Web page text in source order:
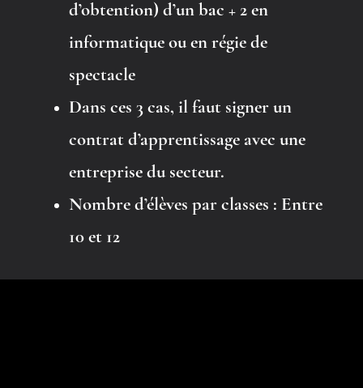
d’obtention) d’un bac + 2 en
informatique ou en régie de
spectacle
Dans ces 3 cas, il faut signer un
contrat d’apprentissage avec une
entreprise du secteur.
Nombre d’élèves par classes : Entre
10 et 12